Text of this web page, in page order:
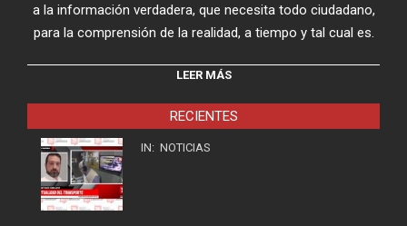
a la información verdadera, que necesita todo ciudadano,
para la comprensión de la realidad, a tiempo y tal cual es.
LEER MÁS
RECIENTES
IN: NOTICIAS